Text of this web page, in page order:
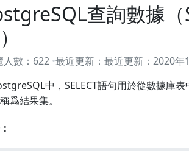
查詢數據（
數： 622 最近更新： 最近更新： 2020年
中，SELECT語句用於從數據庫
爲結果集。